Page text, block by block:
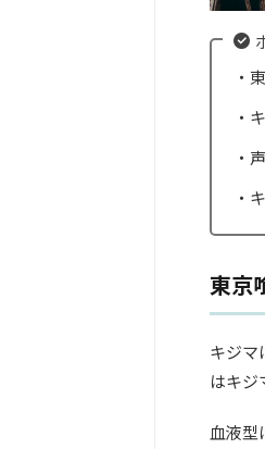
・
・
・
・
東京
キジマ
はキジ
血液